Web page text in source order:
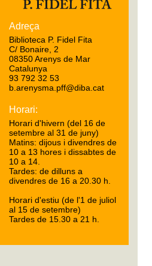
Adreça
Biblioteca P. Fidel Fita
C/ Bonaire, 2
08350 Arenys de Mar
Catalunya
93 792 32 53
b.arenysma.pff@diba.cat
Horari:
Horari d'hivern (del 16 de
setembre al 31 de juny)
Matins: dijous i divendres de
10 a 13 hores i dissabtes de
10 a 14.
Tardes: de dilluns a
divendres de 16 a 20.30 h.
Horari d'estiu (de l'1 de juliol
al 15 de setembre)
Tardes de 15.30 a 21 h.